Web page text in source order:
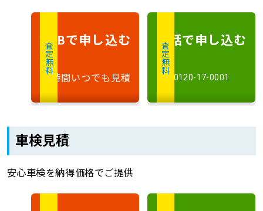
査定無料
WEBで申し込む
24時間いつでも見積
査定無料
電話で申し込む
0120-17-0001
車検見積
安心車検を納得価格でご提供